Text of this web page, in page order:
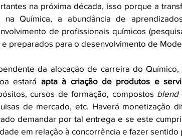
na próxima década, isso porque a
na Química, a abundância de
e preparados para o desenvolvimento de
da alocação de carreira do
estará apta à criação de produtos e
cursos de formação, compostos blend
de mercado, etc. Haverá monetização
demandar por tal entrega e se este
em relação à concorrência e fazer sentido